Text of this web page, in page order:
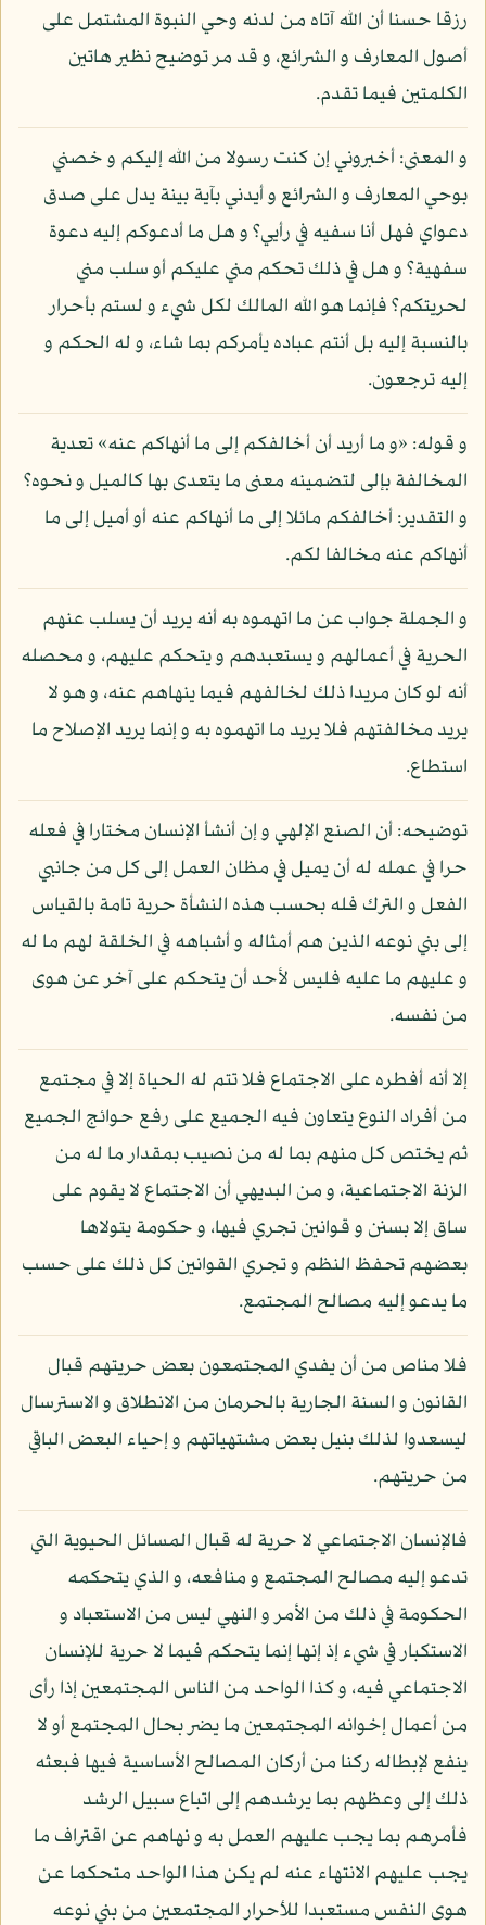
رزقا حسنا أن الله آتاه من لدنه وحي النبوة المشتمل على
أصول المعارف و الشرائع، و قد مر توضيح نظير هاتين
الكلمتين فيما تقدم.
و المعنى: أخبروني إن كنت رسولا من الله إليكم و خصني
بوحي المعارف و الشرائع و أيدني بآية بينة يدل على صدق
دعواي فهل أنا سفيه في رأيي؟ و هل ما أدعوكم إليه دعوة
سفهية؟ و هل في ذلك تحكم مني عليكم أو سلب مني
لحريتكم؟ فإنما هو الله المالك لكل شيء و لستم بأحرار
بالنسبة إليه بل أنتم عباده يأمركم بما شاء، و له الحكم و
إليه ترجعون.
و قوله: «و ما أريد أن أخالفكم إلى ما أنهاكم عنه» تعدية
المخالفة بإلى لتضمينه معنى ما يتعدى بها كالميل و نحوه؟
و التقدير: أخالفكم مائلا إلى ما أنهاكم عنه أو أميل إلى ما
أنهاكم عنه مخالفا لكم.
و الجملة جواب عن ما اتهموه به أنه يريد أن يسلب عنهم
الحرية في أعمالهم و يستعبدهم و يتحكم عليهم، و محصله
أنه لو كان مريدا ذلك لخالفهم فيما ينهاهم عنه، و هو لا
يريد مخالفتهم فلا يريد ما اتهموه به و إنما يريد الإصلاح ما
استطاع.
توضيحه: أن الصنع الإلهي و إن أنشأ الإنسان مختارا في فعله
حرا في عمله له أن يميل في مظان العمل إلى كل من جانبي
الفعل و الترك فله بحسب هذه النشأة حرية تامة بالقياس
إلى بني نوعه الذين هم أمثاله و أشباهه في الخلقة لهم ما له
و عليهم ما عليه فليس لأحد أن يتحكم على آخر عن هوى
من نفسه.
إلا أنه أفطره على الاجتماع فلا تتم له الحياة إلا في مجتمع
من أفراد النوع يتعاون فيه الجميع على رفع حوائج الجميع
ثم يختص كل منهم بما له من نصيب بمقدار ما له من
الزنة الاجتماعية، و من البديهي أن الاجتماع لا يقوم على
ساق إلا بسنن و قوانين تجري فيها، و حكومة يتولاها
بعضهم تحفظ النظم و تجري القوانين كل ذلك على حسب
ما يدعو إليه مصالح المجتمع.
فلا مناص من أن يفدي المجتمعون بعض حريتهم قبال
القانون و السنة الجارية بالحرمان من الانطلاق و الاسترسال
ليسعدوا لذلك بنيل بعض مشتهياتهم و إحياء البعض الباقي
من حريتهم.
فالإنسان الاجتماعي لا حرية له قبال المسائل الحيوية التي
تدعو إليه مصالح المجتمع و منافعه، و الذي يتحكمه
الحكومة في ذلك من الأمر و النهي ليس من الاستعباد و
الاستكبار في شيء إذ إنها إنما يتحكم فيما لا حرية للإنسان
الاجتماعي فيه، و كذا الواحد من الناس المجتمعين إذا رأى
من أعمال إخوانه المجتمعين ما يضر بحال المجتمع أو لا
ينفع لإبطاله ركنا من أركان المصالح الأساسية فيها فبعثه
ذلك إلى وعظهم بما يرشدهم إلى اتباع سبيل الرشد
فأمرهم بما يجب عليهم العمل به و نهاهم عن اقتراف ما
يجب عليهم الانتهاء عنه لم يكن هذا الواحد متحكما عن
هوى النفس مستعبدا للأحرار المجتمعين من بني نوعه